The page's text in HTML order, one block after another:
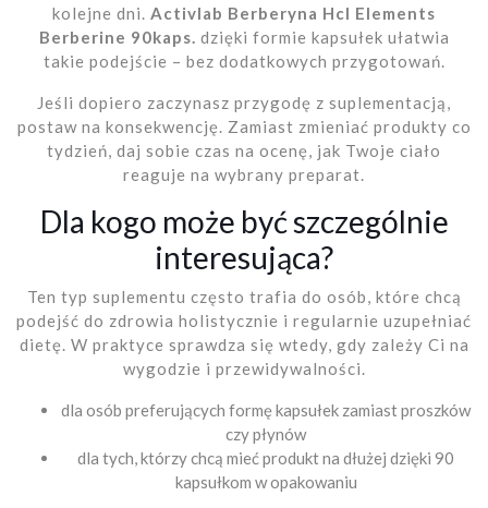
kolejne dni. Activlab Berberyna Hcl Elements
Berberine 90kaps. dzięki formie kapsułek ułatwia
takie podejście – bez dodatkowych przygotowań.
Jeśli dopiero zaczynasz przygodę z suplementacją,
postaw na konsekwencję. Zamiast zmieniać produkty co
tydzień, daj sobie czas na ocenę, jak Twoje ciało
reaguje na wybrany preparat.
Dla kogo może być szczególnie
interesująca?
Ten typ suplementu często trafia do osób, które chcą
podejść do zdrowia holistycznie i regularnie uzupełniać
dietę. W praktyce sprawdza się wtedy, gdy zależy Ci na
wygodzie i przewidywalności.
dla osób preferujących formę kapsułek zamiast proszków
czy płynów
dla tych, którzy chcą mieć produkt na dłużej dzięki 90
kapsułkom w opakowaniu